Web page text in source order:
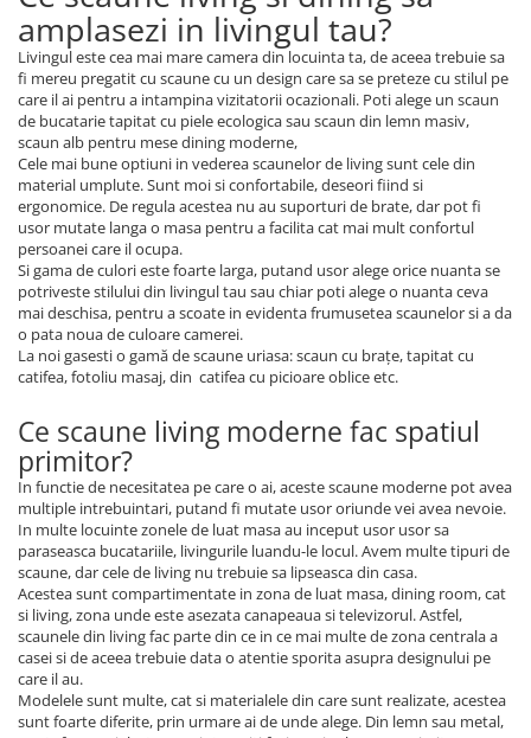
amplasezi in livingul tau?
Livingul este cea mai mare camera din locuinta ta, de aceea trebuie sa
fi mereu pregatit cu scaune cu un design care sa se preteze cu stilul pe
care il ai pentru a intampina vizitatorii ocazionali. Poti alege un scaun
de bucatarie tapitat cu piele ecologica sau scaun din lemn masiv,
scaun alb pentru mese dining moderne,
Cele mai bune optiuni in vederea scaunelor de living sunt cele din
material umplute. Sunt moi si confortabile, deseori fiind si
ergonomice. De regula acestea nu au suporturi de brate, dar pot fi
usor mutate langa o masa pentru a facilita cat mai mult confortul
persoanei care il ocupa.
Si gama de culori este foarte larga, putand usor alege orice nuanta se
potriveste stilului din livingul tau sau chiar poti alege o nuanta ceva
mai deschisa, pentru a scoate in evidenta frumusetea scaunelor si a da
o pata noua de culoare camerei.
La noi gasesti o gamă de scaune uriasa: scaun cu brațe, tapitat cu
catifea, fotoliu masaj, din catifea cu picioare oblice etc.
Ce scaune living moderne fac spatiul
primitor?
In functie de necesitatea pe care o ai, aceste scaune moderne pot avea
multiple intrebuintari, putand fi mutate usor oriunde vei avea nevoie.
In multe locuinte zonele de luat masa au inceput usor usor sa
paraseasca bucatariile, livingurile luandu-le locul. Avem multe tipuri de
scaune, dar cele de living nu trebuie sa lipseasca din casa.
Acestea sunt compartimentate in zona de luat masa, dining room, cat
si living, zona unde este asezata canapeaua si televizorul. Astfel,
scaunele din living fac parte din ce in ce mai multe de zona centrala a
casei si de aceea trebuie data o atentie sporita asupra designului pe
care il au.
Modelele sunt multe, cat si materialele din care sunt realizate, acestea
sunt foarte diferite, prin urmare ai de unde alege. Din lemn sau metal,